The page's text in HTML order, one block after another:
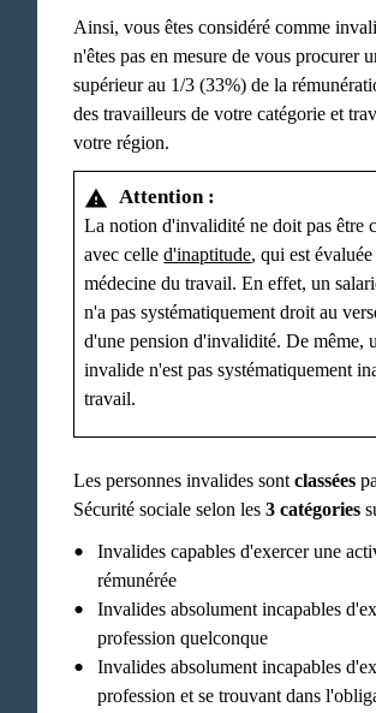
Ainsi, vous êtes considéré comme
n'êtes pas en mesure de vous procurer
supérieur au 1/3 (33%) de la
des travailleurs de votre catégorie et
votre région.
warning Attention :
La notion d'invalidité ne doit pas être
avec celled'inaptitude, qui est
médecine du travail. En effet, un
n'a pas systématiquement droit au
d'une pension d'invalidité. De même,
invalide n'est pas systématiquement
travail.
Les personnes invalides sontclassées
Sécurité sociale selon les3 catégories
Invalides capables d'exercer une
rémunérée
Invalides absolument incapables
profession quelconque
Invalides absolument incapables
profession et se trouvant dans